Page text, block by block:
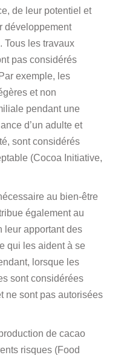
de leur potentiel et
développement
Tous les travaux
pas considérés
exemple, les
et non
pendant une
d’un adulte et
sont considérés
(Cocoa Initiative,
au bien-être
également au
leur apportant des
qui les aident à se
lorsque les
sont considérées
ne sont pas autorisées
de cacao
risques (Food